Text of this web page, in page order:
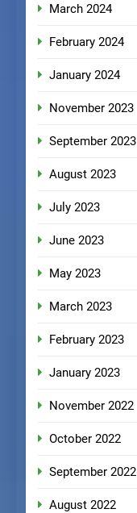
March 2024
February 2024
January 2024
November 2023
September 2023
August 2023
July 2023
June 2023
May 2023
March 2023
February 2023
January 2023
November 2022
October 2022
September 2022
August 2022